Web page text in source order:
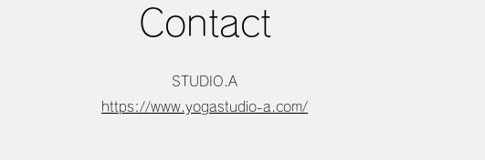
Contact
STUDIO.A
https://www.yogastudio-a.com/